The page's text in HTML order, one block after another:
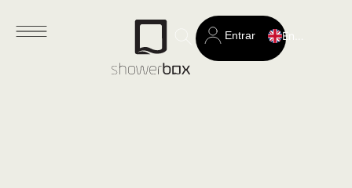
Search
for:
Entrar